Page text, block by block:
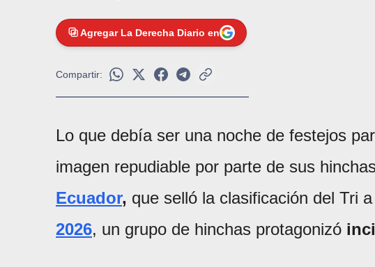
Agregar La Derecha Diario en
Compartir:
Lo que debía ser una noche de festejos
imagen repudiable por parte de sus
Ecuador, que selló la clasificación del Tri
2026, un grupo de hinchas protagonizó